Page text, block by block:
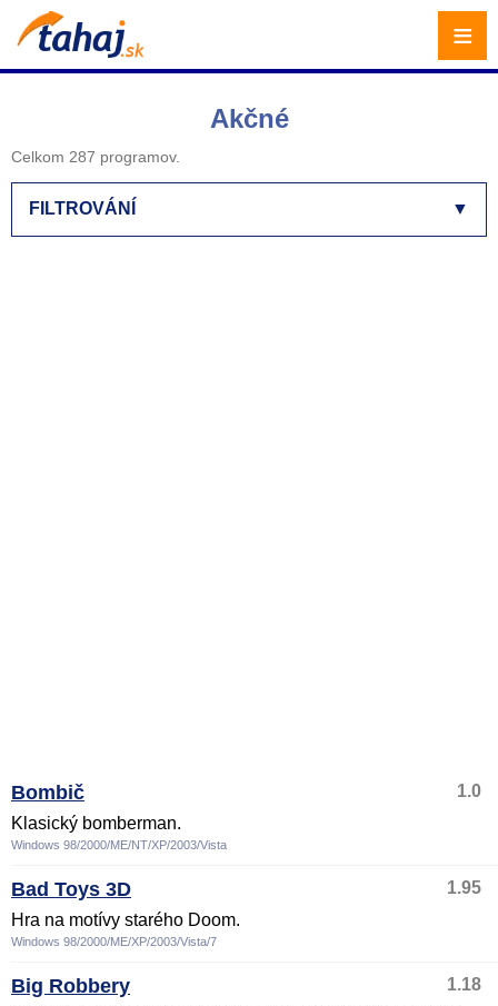
Akčné
Celkom 287 programov.
▼
FILTROVÁNÍ
Bombič
1.0
Klasický bomberman.
Windows 98/2000/ME/NT/XP/2003/Vista
Bad Toys 3D
1.95
Hra na motívy starého Doom.
Windows 98/2000/ME/XP/2003/Vista/7
Big Robbery
1.18
≡